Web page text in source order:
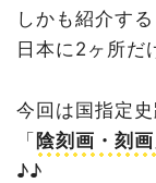
しかも紹介す
日本に2ヶ所だ
今回は国指定
「陰刻画・刻画
♪♪